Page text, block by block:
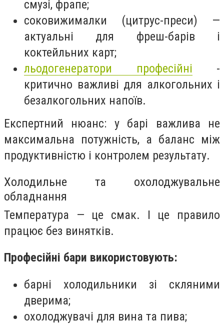
смузі, фрапе;
соковижималки (цитрус-преси) —
актуальні для фреш-барів і
коктейльних карт;
льодогенератори професійні -
критично важливі для алкогольних і
безалкогольних напоїв.
Експертний нюанс: у барі важлива не
максимальна потужність, а баланс між
продуктивністю і контролем результату.
Холодильне та охолоджувальне
обладнання
Температура — це смак. І це правило
працює без винятків.
Професійні бари використовують:
барні холодильники зі скляними
дверима;
охолоджувачі для вина та пива;